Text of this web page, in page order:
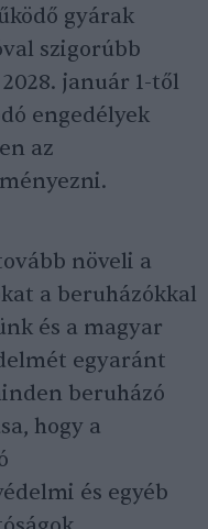
gyárak
szigorúbb
január 1-től
engedélyek
az
növeli a
a beruházókkal
és a magyar
egyaránt
beruházó
hogy a
és egyéb